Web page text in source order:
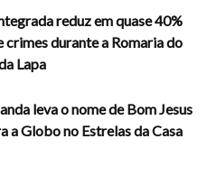
reduz em quase 40%
crimes durante a Romaria do
Lapa
leva o nome de Bom Jesus
a Globo no Estrelas da Casa